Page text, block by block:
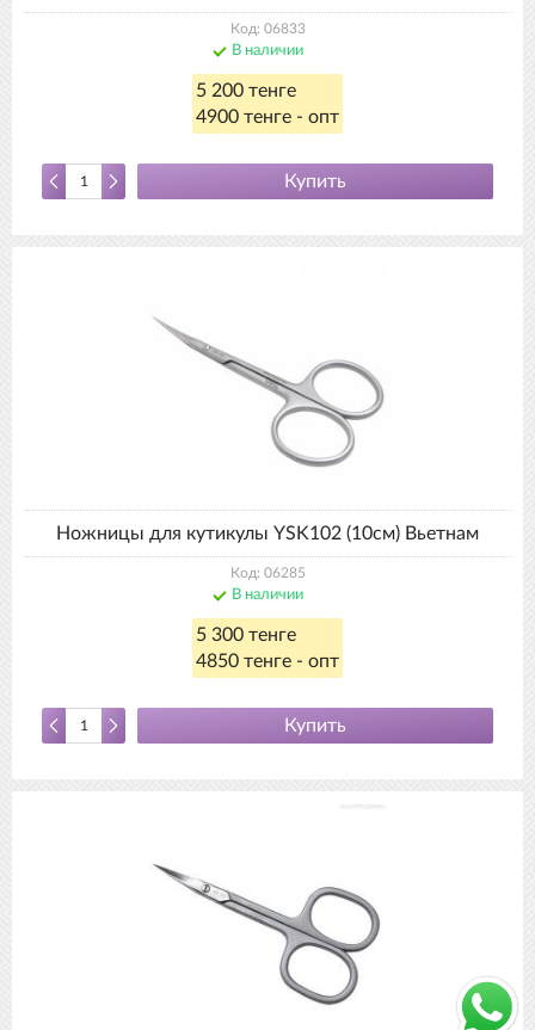
Код: 06833
В наличии
5 200 тенге
4900 тенге - опт
Купить
Ножницы для кутикулы YSK102 (10см) Вьетнам
Код: 06285
В наличии
5 300 тенге
4850 тенге - опт
Купить